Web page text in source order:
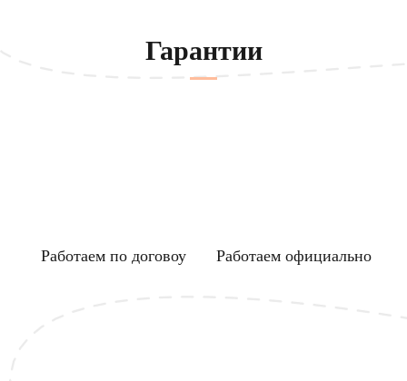
Гарантии
Работаем по договоу Работаем официально